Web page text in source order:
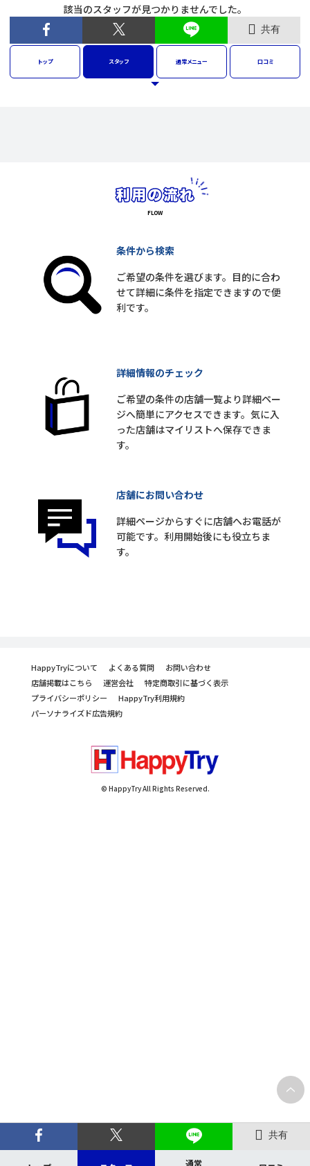
該当のスタッフが見つかりませんでした。
共有
トップ スタッフ 通常メニュー 口コミ
共有
通常
条件から検索
ご希望の条件を選びます。目的に合わ
せて詳細に条件を指定できますので便
利です。
詳細情報のチェック
ご希望の条件の店舗一覧より詳細ペー
ジへ簡単にアクセスできます。気に入
った店舗はマイリストへ保存できま
す。
店舗にお問い合わせ
詳細ページからすぐに店舗へお電話が
可能です。利用開始後にも役立ちま
す。
HappyTryについて よくある質問
お問い合わせ
店舗掲載はこちら
運営会社
特定商取引に基づく表示
プライバシーポリシー
HappyTry利用規約
パーソナライズド広告規約
© HappyTry All Rights Reserved.